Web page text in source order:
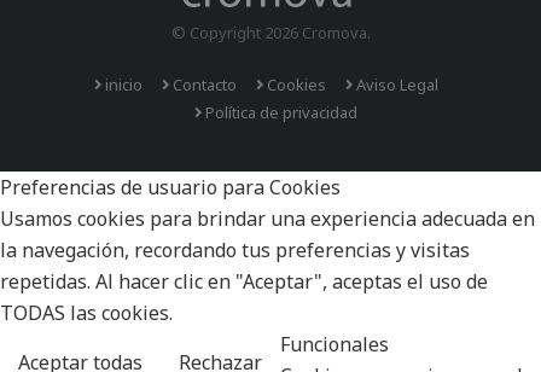
© Copyright 2026 Cromova.
inicio Contacto Cookies
Aviso Legal
Política de privacidad
Preferencias de usuario para Cookies
Usamos cookies para brindar una experiencia adecuada en
la navegación, recordando tus preferencias y visitas
repetidas. Al hacer clic en "Aceptar", aceptas el uso de
TODAS las cookies.
Aceptar todas
Rechazar
Funcionales